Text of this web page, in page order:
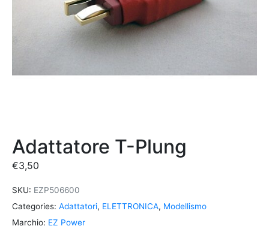
Adattatore T-Plung
€3,50
SKU: EZP506600
Categories: Adattatori, ELETTRONICA, Modellismo
Marchio: EZ Power